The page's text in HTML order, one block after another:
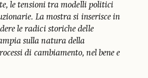
le tensioni tra modelli politici
La mostra si inserisce in
le radici storiche delle
sulla natura della
di cambiamento, nel bene e